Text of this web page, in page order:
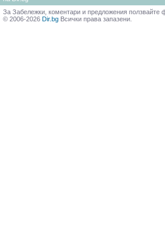
За Забележки, коментари и предложения ползвайте
© 2006-2026 Dir.bg Всички права запазени.